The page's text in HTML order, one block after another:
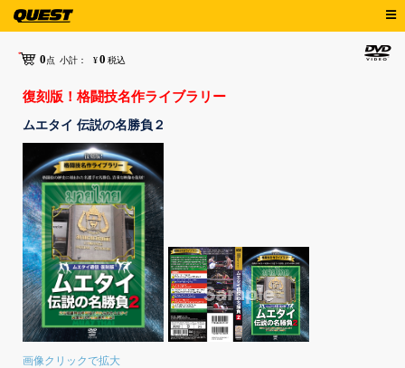
0点 小計： ¥0 税込
復刻版！格闘技名作ライブラリー
ムエタイ 伝説の名勝負２
画像クリックで拡大